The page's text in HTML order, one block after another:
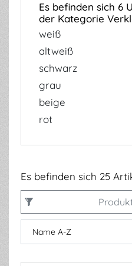
Es befinden sich 6
der Kategorie
weiß
altweiß
schwarz
grau
beige
rot
Es befinden sich 25